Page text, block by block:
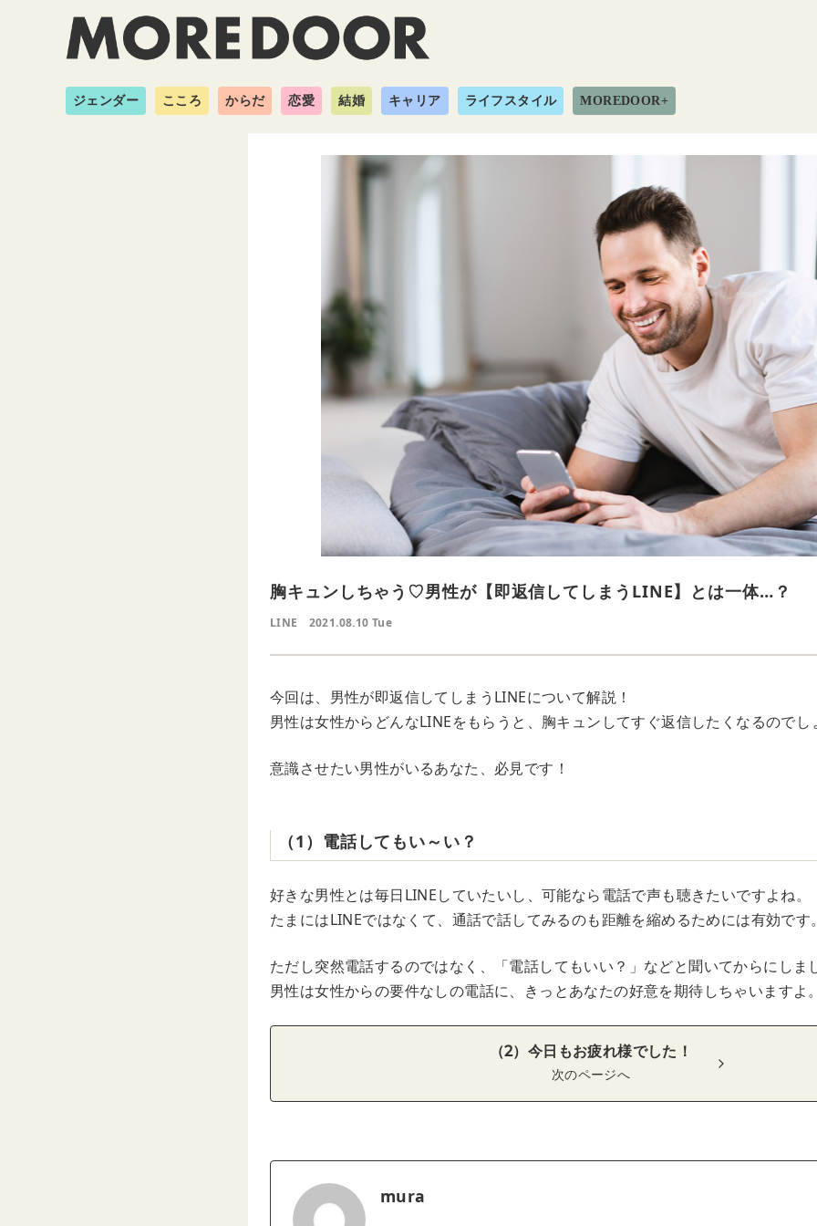
ジェンダー こころ からだ 恋愛 結婚 キャリア ライフスタイル MOREDOOR+
胸キュンしちゃう♡男性が【即返信してしまうLINE】とは一体…？
LINE 2021.08.10 Tue
今回は、男性が即返信してしまうLINEについて解説！
男性は女性からどんなLINEをもらうと、胸キュンしてすぐ返信したくなるのでし
意識させたい男性がいるあなた、必見です！
（1）電話してもい～い？
好きな男性とは毎日LINEしていたいし、可能なら電話で声も聴きたいですよね。
たまにはLINEではなくて、通話で話してみるのも距離を縮めるためには有効です
ただし突然電話するのではなく、「電話してもいい？」などと聞いてからにしま
男性は女性からの要件なしの電話に、きっとあなたの好意を期待しちゃいますよ
（2）今日もお疲れ様でした！
次のページへ
mura